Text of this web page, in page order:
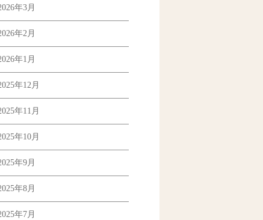
年3月
年2月
年1月
年12月
年11月
年10月
年9月
年8月
年7月